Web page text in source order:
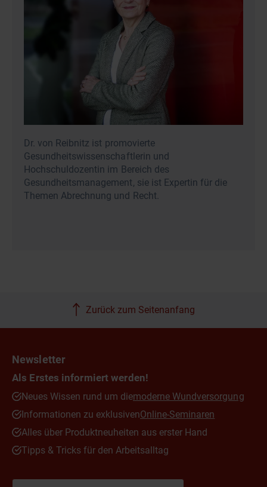
Dr. von Reibnitz ist promovierte
Gesundheitswissenschaftlerin und
Hochschuldozentin im Bereich des
Gesundheitsmanagement, sie ist Expertin für die
Themen Abrechnung und Recht.
Zurück zum Seitenanfang
Newsletter
Als Erstes informiert werden!
Neues Wissen rund um diemoderne Wundversorgung
Informationen zu exklusivenOnline-Seminaren
Alles über Produktneuheiten aus erster Hand
Tipps & Tricks für den Arbeitsalltag